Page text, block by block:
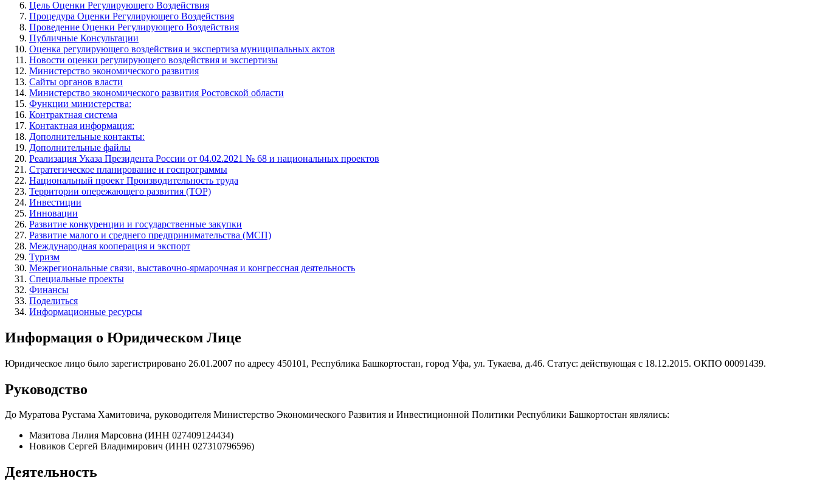
Цель Оценки Регулирующего Воздействия
Процедура Оценки Регулирующего Воздействия
Проведение Оценки Регулирующего Воздействия
Публичные Консультации
Оценка регулирующего воздействия и экспертиза муниципальных актов
Новости оценки регулирующего воздействия и экспертизы
Министерство экономического развития
Сайты органов власти
Министерство экономического развития Ростовской области
Функции министерства:
Контрактная система
Контактная информация:
Дополнительные контакты:
Дополнительные файлы
Реализация Указа Президента России от 04.02.2021 № 68 и национальных проектов
Стратегическое планирование и госпрограммы
Национальный проект Производительность труда
Территории опережающего развития (ТОР)
Инвестиции
Инновации
Развитие конкуренции и государственные закупки
Развитие малого и среднего предпринимательства (МСП)
Международная кооперация и экспорт
Туризм
Межрегиональные связи, выставочно-ярмарочная и конгрессная деятельность
Специальные проекты
Финансы
Поделиться
Информационные ресурсы
Информация о Юридическом Лице
Юридическое лицо было зарегистрировано 26.01.2007 по адресу 450101, Республика Башкортостан, город Уфа, ул. Тукаева, д.46. Статус: действующая с 18.12.2015. ОКПО 00091439.
Руководство
До Муратова Рустама Хамитовича, руководителя Министерство Экономического Развития и Инвестиционной Политики Республики Башкортостан являлись:
Мазитова Лилия Марсовна (ИНН 027409124434)
Новиков Сергей Владимирович (ИНН 027310796596)
Деятельность